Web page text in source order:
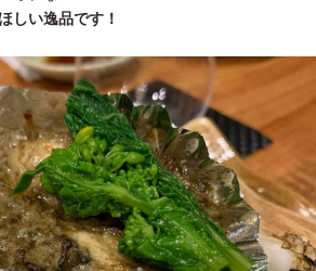
しい逸品です！